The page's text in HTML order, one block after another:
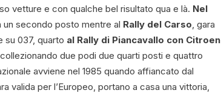
vetture e con qualche bel risultato qua e là. Nel
un secondo posto mentre al Rally del Carso, gara
su 037, quarto al Rally di Piancavallo con Citroen
due podi due quarti posti e quattro
avviene nel 1985 quando affiancato dal
valida per l’Europeo, portano a casa una vittoria,